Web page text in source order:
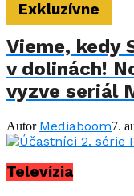
Exkluzívne
Vieme, kedy
v dolinách!
vyzve seriál
Autor Mediaboom7.
Televízia